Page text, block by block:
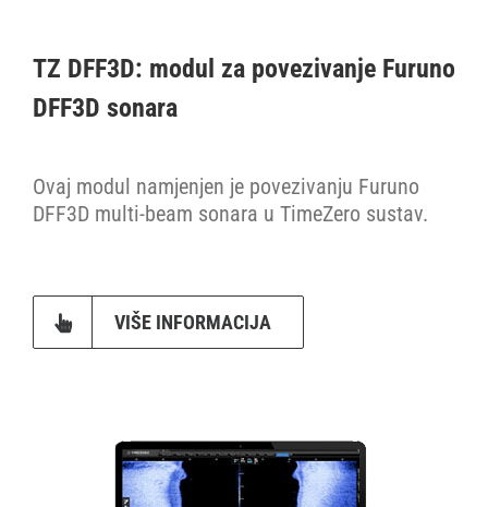
TZ DFF3D: modul za povezivanje Furuno
DFF3D sonara
Ovaj modul namjenjen je povezivanju Furuno
DFF3D multi-beam sonara u TimeZero sustav.
VIŠE INFORMACIJA